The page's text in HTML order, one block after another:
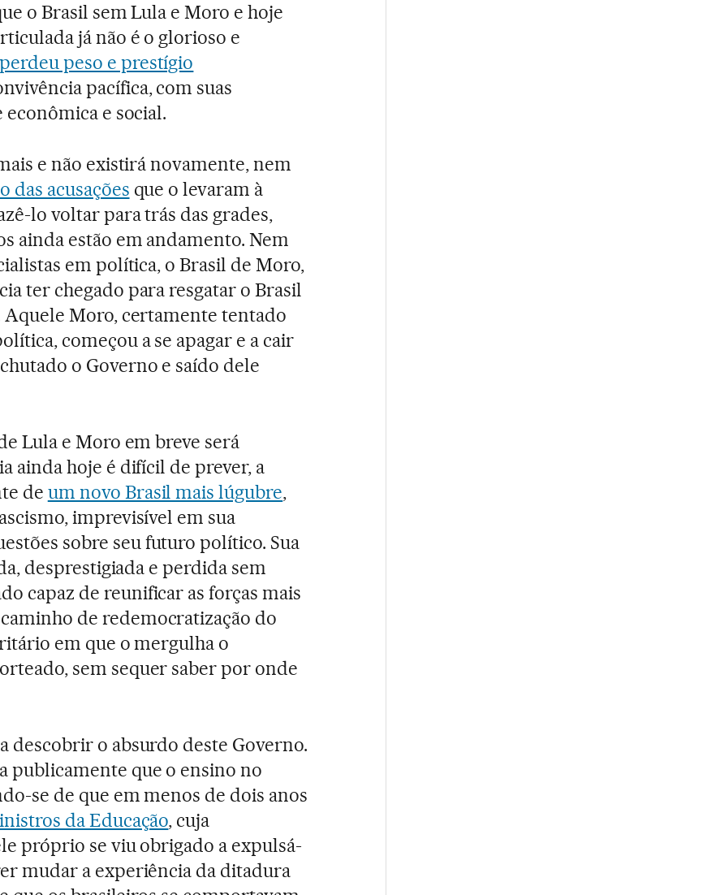
o Brasil sem Lula e Moro e hoje
já não é o glorioso e
perdeu peso e prestígio
pacífica, com suas
e social.
e não existirá novamente, nem
das acusações que o levaram à
lo voltar para trás das grades,
ainda estão em andamento. Nem
em política, o Brasil de Moro,
ter chegado para resgatar o Brasil
Moro, certamente tentado
começou a se apagar e a cair
o Governo e saído dele
Lula e Moro em breve será
ainda hoje é difícil de prever, a
de um novo Brasil mais lúgubre,
imprevisível em sua
sobre seu futuro político. Sua
desprestigiada e perdida sem
capaz de reunificar as forças mais
de redemocratização do
em que o mergulha o
sem sequer saber por onde
descobrir o absurdo deste Governo.
publicamente que o ensino no
se de que em menos de dois anos
da Educação, cuja
próprio se viu obrigado a expulsá-
mudar a experiência da ditadura